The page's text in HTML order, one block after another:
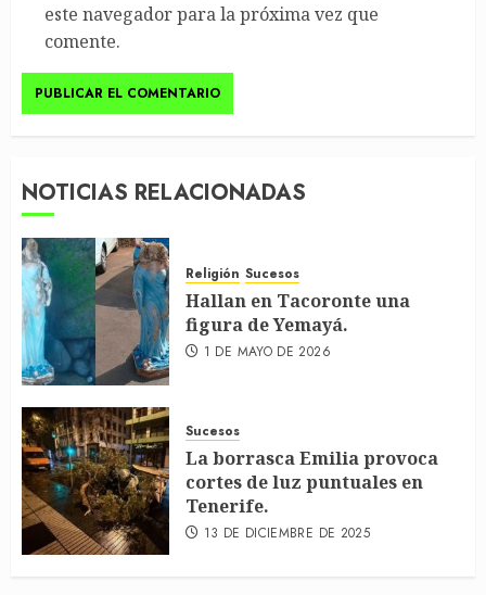
este navegador para la próxima vez que
comente.
NOTICIAS RELACIONADAS
Religión Sucesos
Hallan en Tacoronte una
figura de Yemayá.
1 DE MAYO DE 2026
Sucesos
La borrasca Emilia provoca
cortes de luz puntuales en
Tenerife.
13 DE DICIEMBRE DE 2025